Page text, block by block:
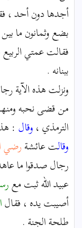
أجدها دون أحد ،
بضع وثمانون ما
فقالت عمتي
ببنانه .
ونزلت هذه الآية
من قضى نحبه
الترمذي ،وقال :
وقالت عائشةرضي
رجال صدقوا ما
عبيد الله ثبت مع
أصيبت يده ، فقال
طلحة الجنة .